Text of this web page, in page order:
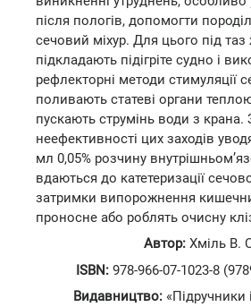
після пологів, допомогти
сечовий міхур. Для цього під таз
підкладають підігріте судно і
рефлекторні методи стимуляції
поливають статеві органи
пускають струмінь води з крана.
неефективності цих заходів
мл 0,05% розчину
вдаються до катетеризації
затримки випорожнення
проносне або роблять очисну
Автор:Хміль В.
ISBN:978-966-07-1023-8
Видавництво:«Підручники